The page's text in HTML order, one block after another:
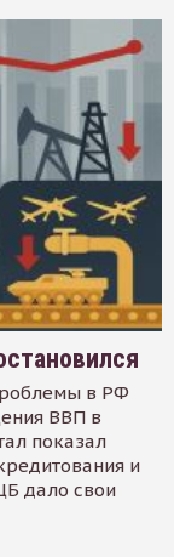
в РФ
ВВП в
показал
и
дало свои